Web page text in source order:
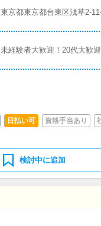
東京都東京都台東区浅草2-
未経験者大歓迎！20代大歓
日払い可 資格手当あり
検討中に追加